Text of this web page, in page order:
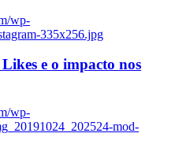
wp-
335x256.jpg
e o impacto nos
wp-
mod-